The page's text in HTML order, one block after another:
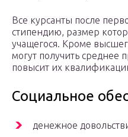
Все курсанты после
стипендию, размер
учащегося. Кроме
могут получить среднее
повысит их
Социальное
денежное